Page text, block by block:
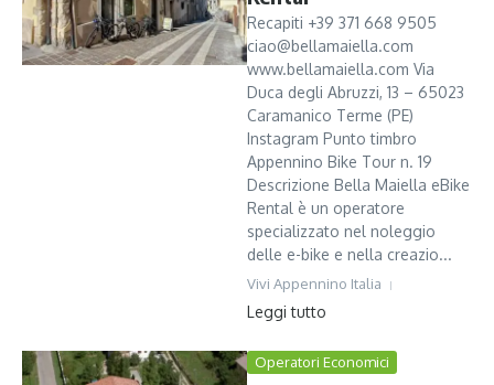
Recapiti +39 371 668 9505
ciao@bellamaiella.com
www.bellamaiella.com Via
Duca degli Abruzzi, 13 – 65023
Caramanico Terme (PE)
Instagram Punto timbro
Appennino Bike Tour n. 19
Descrizione Bella Maiella eBike
Rental è un operatore
specializzato nel noleggio
delle e-bike e nella creazio...
Vivi Appennino Italia
Leggi tutto
Operatori Economici